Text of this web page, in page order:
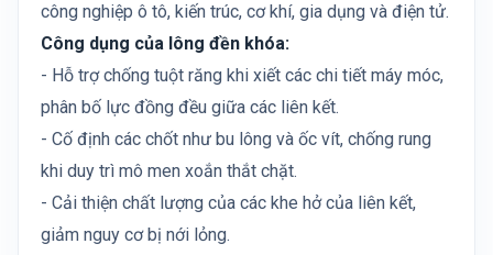
công nghiệp ô tô, kiến trúc, cơ khí, gia dụng và điện tử.
Công dụng của lông đền khóa:
- Hỗ trợ chống tuột răng khi xiết các chi tiết máy móc,
phân bố lực đồng đều giữa các liên kết.
- Cố định các chốt như bu lông và ốc vít, chống rung
khi duy trì mô men xoắn thắt chặt.
- Cải thiện chất lượng của các khe hở của liên kết,
giảm nguy cơ bị nới lỏng.